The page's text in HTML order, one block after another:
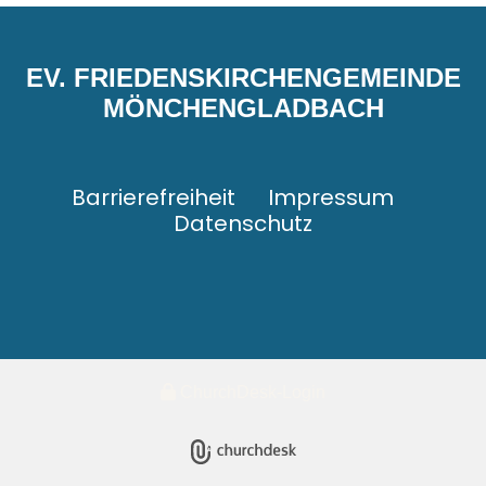
EV. FRIEDENSKIRCHENGEMEINDE
MÖNCHENGLADBACH
Barrierefreiheit
Impressum
Datenschutz